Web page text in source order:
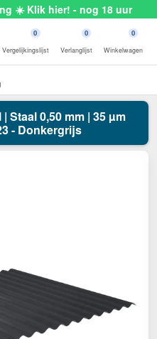
☀️ Klik hier! - nog 18 uur
0
Vergelijkingslijst
0
Verlanglijst
0
Winkelwagen
Staal 0,50 mm | 35 µm
- Donkergrijs